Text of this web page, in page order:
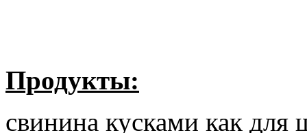
Продукты:
свинина кусками как